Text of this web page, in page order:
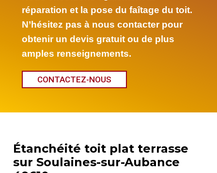
réparation et la pose du faîtage du toit.
N’hésitez pas à nous contacter pour
obtenir un devis gratuit ou de plus
amples renseignements.
CONTACTEZ-NOUS
Étanchéité toit plat terrasse
sur Soulaines-sur-Aubance